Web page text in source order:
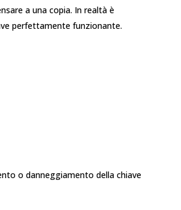
a una copia. In realtà è
perfettamente funzionante.
o danneggiamento della chiave